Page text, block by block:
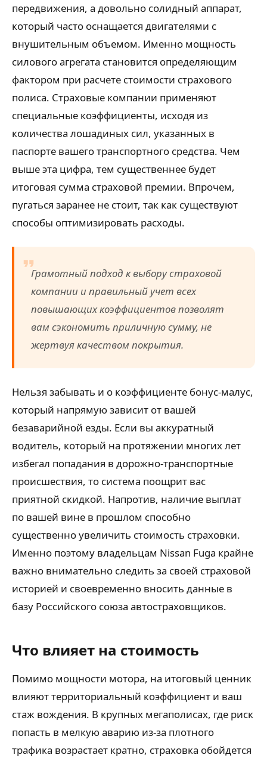
передвижения, а довольно солидный аппарат,
который часто оснащается двигателями с
внушительным объемом. Именно мощность
силового агрегата становится определяющим
фактором при расчете стоимости страхового
полиса. Страховые компании применяют
специальные коэффициенты, исходя из
количества лошадиных сил, указанных в
паспорте вашего транспортного средства. Чем
выше эта цифра, тем существеннее будет
итоговая сумма страховой премии. Впрочем,
пугаться заранее не стоит, так как существуют
способы оптимизировать расходы.
Грамотный подход к выбору страховой
компании и правильный учет всех
повышающих коэффициентов позволят
вам сэкономить приличную сумму, не
жертвуя качеством покрытия.
Нельзя забывать и о коэффициенте бонус-малус,
который напрямую зависит от вашей
безаварийной езды. Если вы аккуратный
водитель, который на протяжении многих лет
избегал попадания в дорожно-транспортные
происшествия, то система поощрит вас
приятной скидкой. Напротив, наличие выплат
по вашей вине в прошлом способно
существенно увеличить стоимость страховки.
Именно поэтому владельцам Nissan Fuga крайне
важно внимательно следить за своей страховой
историей и своевременно вносить данные в
базу Российского союза автостраховщиков.
Что влияет на стоимость
Помимо мощности мотора, на итоговый ценник
влияют территориальный коэффициент и ваш
стаж вождения. В крупных мегаполисах, где риск
попасть в мелкую аварию из-за плотного
трафика возрастает кратно, страховка обойдется